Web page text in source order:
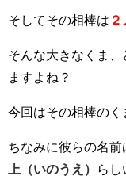
そしてその相棒は
そんな大きなくま
ますよね？
今回はその相棒のく
ちなみに彼らの名前
上（いのうえ）
らし